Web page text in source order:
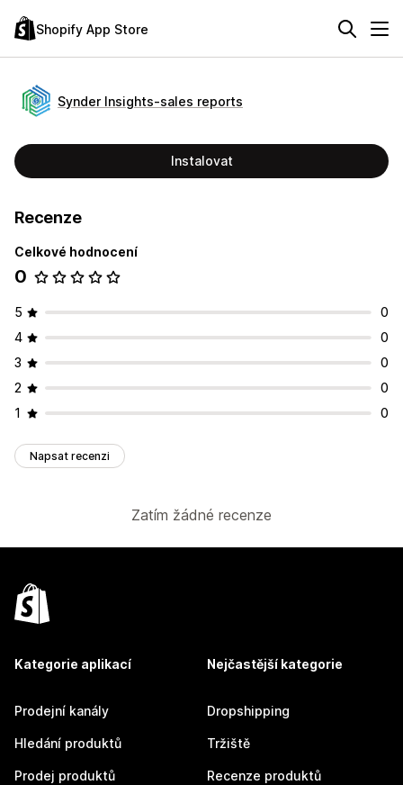
Shopify App Store
Synder Insights‑sales reports
Instalovat
Recenze
Celkové hodnocení
0
5
0
4
0
3
0
2
0
1
0
Napsat recenzi
Zatím žádné recenze
Kategorie aplikací
Prodejní kanály
Hledání produktů
Prodej produktů
Nejčastější kategorie
Dropshipping
Tržiště
Recenze produktů